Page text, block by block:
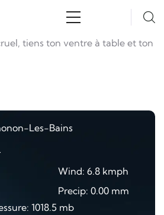
tiens ton ventre à table et ton
Les-Bains
Wind: 6.8 kmph
Precip: 0.00 mm
1018.5 mb